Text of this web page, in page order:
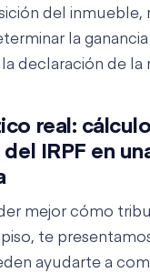
del inmueble,
la
declaración de la
real:
IRPF en
mejor cómo
te
ayudarte a